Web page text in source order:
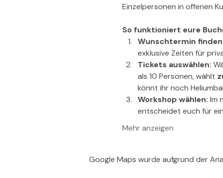
Einzelpersonen in offenen
So funktioniert eure
Wunschtermin
exklusive Zeiten für
Tickets auswählen:
als 10 Personen, wählt
könnt ihr noch
Workshop wählen: Im
entscheidet euch für
Mehr anzeigen
Google Maps wurde aufgrund der